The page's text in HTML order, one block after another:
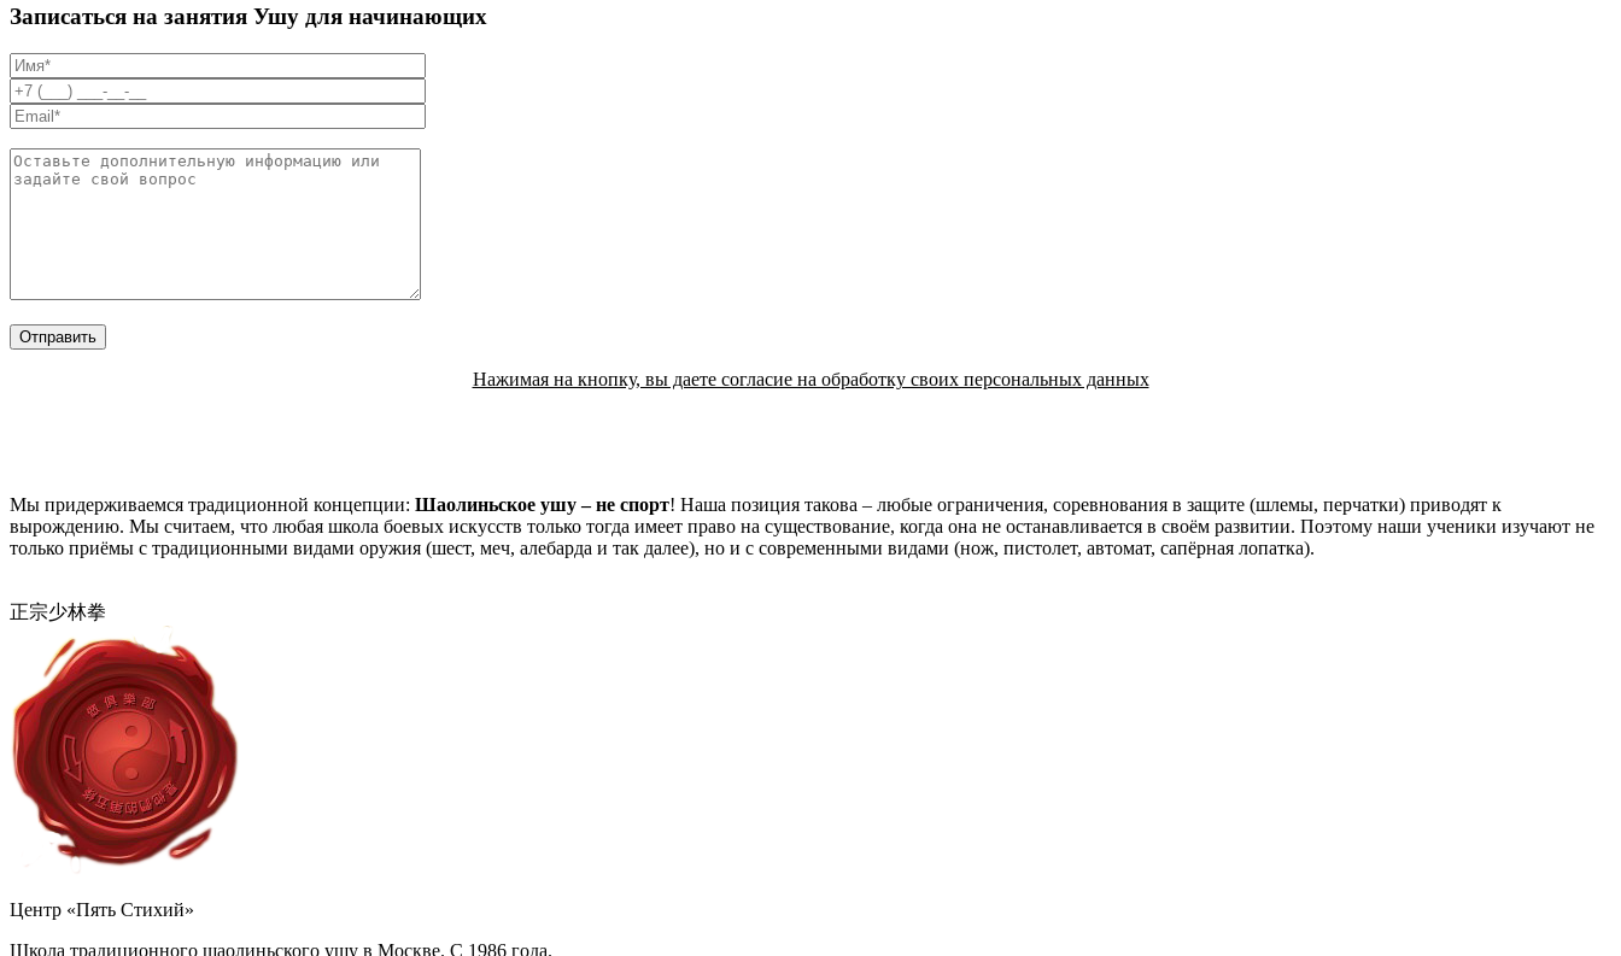
Записаться на занятия Ушу для начинающих
Нажимая на кнопку, вы даете согласие на обработку своих персональных данных
Мы придерживаемся традиционной концепции: Шаолиньское ушу – не спорт! Наша позиция такова – любые ограничения, соревнования в защите (шлемы, перчатки) приводят к
вырождению. Мы считаем, что любая школа боевых искусств только тогда имеет право на существование, когда она не останавливается в своём развитии. Поэтому наши ученики изучают не
только приёмы с традиционными видами оружия (шест, меч, алебарда и так далее), но и с современными видами (нож, пистолет, автомат, сапёрная лопатка).
正宗少林拳
Центр «Пять Стихий»
Школа традиционного шаолиньского ушу в Москве. С 1986 года.